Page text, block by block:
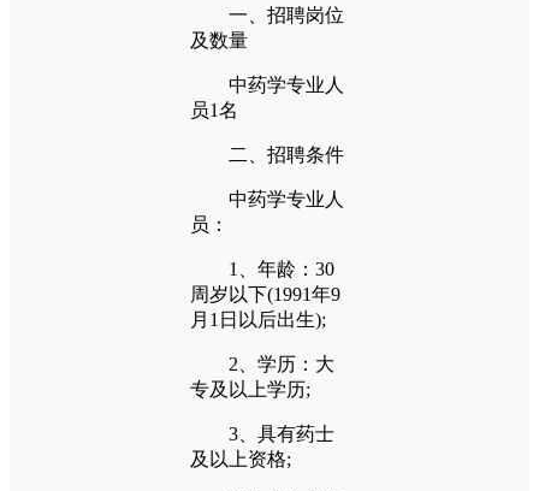
一、招聘岗位
及数量
中药学专业人
员1名
二、招聘条件
中药学专业人
员：
1、年龄：30
周岁以下(1991年9
月1日以后出生);
2、学历：大
专及以上学历;
3、具有药士
及以上资格;